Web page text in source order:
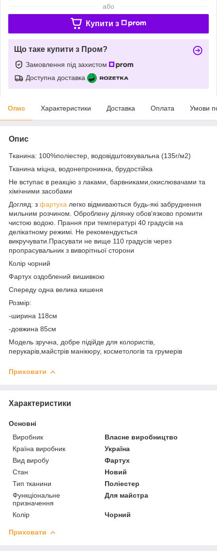
або
Купити з
Що таке купити з Пром?
Замовлення під захистом
Доступна доставка
Опис Характеристики Доставка Оплата Умови
Опис
Тканина: 100%поліестер, водовідштовхувальна (135г/м2)
Тканина міцна, водонепроникна, брудостійка
Не вступає в реакцію з лаками, барвниками,окислювачами та
хімічними засобами
Догляд: з фартуха легко відмиваються будь-які забруднення
мильним розчином. Оброблену ділянку обов'язково промити
чистою водою. Прання при температурі 40 градусів на
делікатному режимі. Не рекомендується
викручувати.Прасувати не вище 110 градусів через
пропрасувальник з виворітньої сторони
Колір чорний
Фартух оздоблений вишивкою
Спереду одна велика кишеня
Розмір:
-ширина 118см
-довжина 85см
Модель зручна, добре підійде для колористів,
перукарів,майстрів манікюру, косметологів та грумерів
Приховати
Характеристики
Основні
Виробник
Власне виробництво
Країна виробник
Україна
Вид виробу
Фартух
Стан
Новий
Тип тканини
Поліестер
Функціональне
призначення
Для майстра
Колір Чорний
Приховати